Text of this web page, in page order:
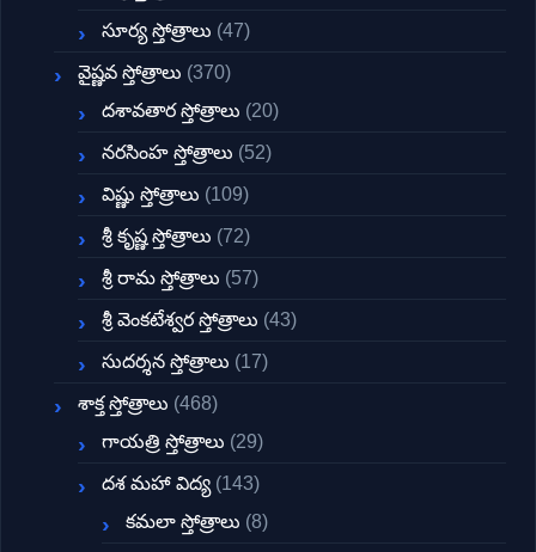
సూర్య స్తోత్రాలు (47)
వైష్ణవ స్తోత్రాలు (370)
దశావతార స్తోత్రాలు (20)
నరసింహ స్తోత్రాలు (52)
విష్ణు స్తోత్రాలు (109)
శ్రీ కృష్ణ స్తోత్రాలు (72)
శ్రీ రామ స్తోత్రాలు (57)
శ్రీ వెంకటేశ్వర స్తోత్రాలు (43)
సుదర్శన స్తోత్రాలు (17)
శాక్త స్తోత్రాలు (468)
గాయత్రి స్తోత్రాలు (29)
దశ మహా విద్య (143)
కమలా స్తోత్రాలు (8)